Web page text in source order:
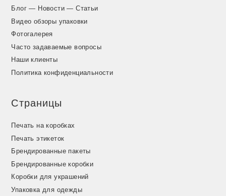
Блог — Новости — Статьи
Видео обзоры упаковки
Фотогалерея
Часто задаваемые вопросы
Наши клиенты
Политика конфиденциальности
Страницы
Печать на коробках
Печать этикеток
Брендированные пакеты
Брендированные коробки
Коробки для украшений
Упаковка для одежды